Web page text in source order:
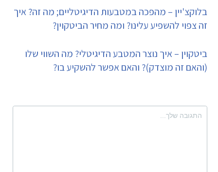
בלוקצ'יין – מהפכה במטבעות הדיגיטליים; מה זה? איך
זה צפוי להשפיע עלינו? ומה מחיר הביטקוין?
ביטקוין – איך נוצר המטבע הדיגיטלי? מה השווי שלו
(והאם זה מוצדק)? והאם אפשר להשקיע בו?